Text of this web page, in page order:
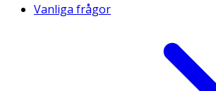
Vanliga frågor